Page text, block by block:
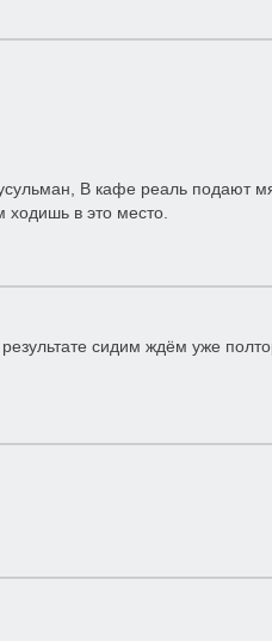
В кафе реаль подают
в это место.
сидим ждём уже